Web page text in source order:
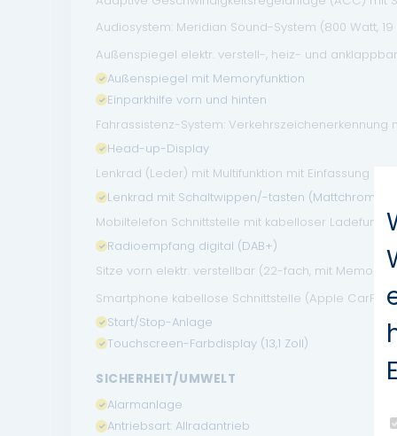
Audiosystem: Meridian Sound-System (800 Watt,
Außenspiegel elektr. verstell-, heiz- und
Außenspiegel mit Memoryfunktion
Einparkhilfe vorn und hinten
Fahrassistenz-System:
Head-up-Display
Lenkrad (Leder) mit Multifunktion mit Einfassung in
Lenkrad mit Schaltwippen/-tasten (Mattchrom)
Mobiltelefon Schnittstelle mit kabelloser
Radioempfang digital (DAB+)
Sitze vorn elektr. verstellbar (22-fach, mit Memory
Smartphone kabellose Schnittstelle (Apple
Start/Stop-Anlage
Touchscreen-Farbdisplay (13,1 Zoll)
SICHERHEIT/UMWELT
Alarmanlage
Antriebsart: Allradantrieb